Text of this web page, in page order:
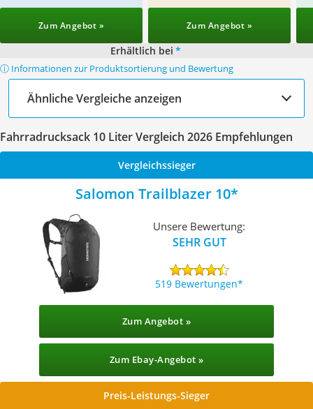
Zum Angebot » Zum Angebot »
Erhältlich bei *
ⓘ Informationen zur Produktsortierung und Bewertung
Ähnliche Vergleiche anzeigen
Fahrradrucksack 10 Liter Vergleich 2026 Empfehlungen
Vergleichssieger
Salomon Trailblazer 10
Unsere Bewertung:
SEHR GUT
519 Bewertungen
Zum Angebot »
Zum Ebay-Angebot »
Preis-Leistungs-Sieger